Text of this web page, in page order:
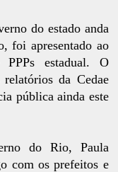
do estado anda
foi apresentado ao
estadual. O
da Cedae
pública ainda este
do Rio, Paula
com os prefeitos e